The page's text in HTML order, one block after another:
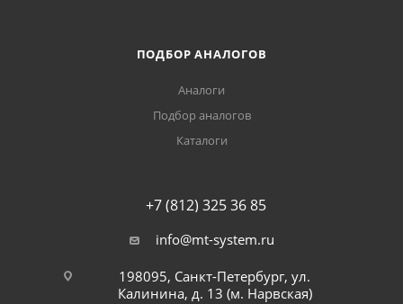
ПОДБОР АНАЛОГОВ
Аналоги
Подбор аналогов
Каталоги
+7 (812) 325 36 85
info@mt-system.ru
198095, Санкт-Петербург, ул.
Калинина, д. 13 (м. Нарвская)